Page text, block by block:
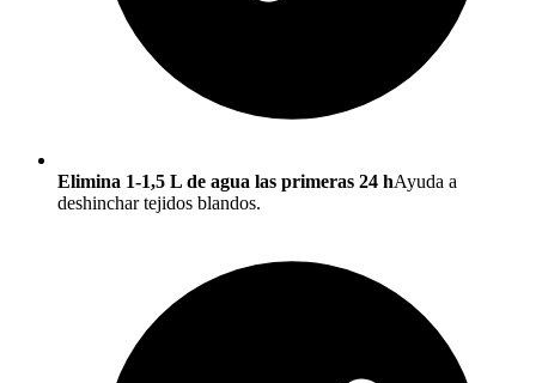
Elimina 1-1,5 L de agua las primeras 24 hAyuda a
deshinchar tejidos blandos.